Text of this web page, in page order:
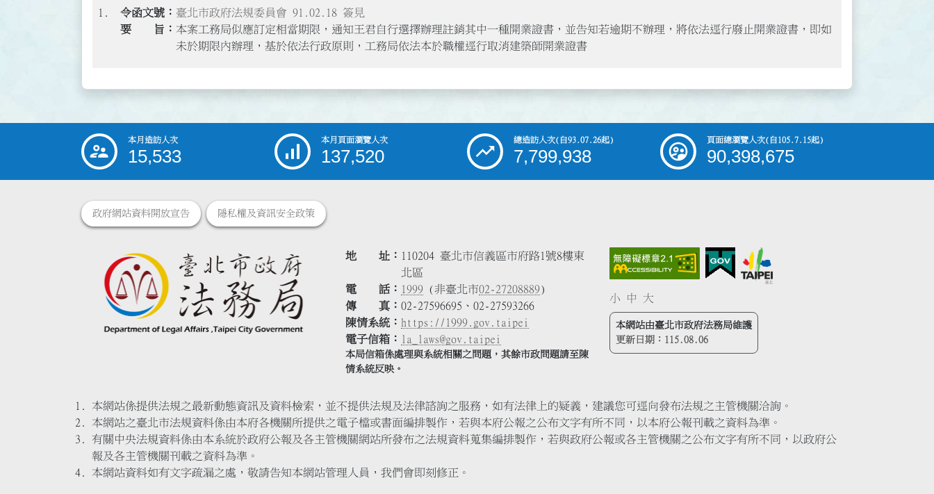
1.
臺北市政府法規委員會 91.02.18 簽見
本案工務局似應訂定相當期限，通知王君自行選擇辦理註銷其中一種開業證書，並告知若逾期不辦理，將依法逕行廢止開業證書，即如
未於期限內辦理，基於依法行政原則，工務局依法本於職權逕行取消建築師開業證書
::: 本月造訪人次
15,533
本月頁面瀏覽人次
137,520
總造訪人次(自93.07.26起)
7,799,938
頁面總瀏覽人次(自105.7.15起)
90,398,675
政府網站資料開放宣告 隱私權及資訊安全政策
地 址
110204 臺北市信義區市府路1號8樓東
北區
電 話
1999 (非臺北市02-27208889)
傳 真
02-27596695、02-27593266
陳情系統
https://1999.gov.taipei
電子信箱
la_laws@gov.taipei
本局信箱係處理與系統相關之問題，其餘市政問題請至陳
情系統反映。
小 中 大
本網站由臺北市政府法務局維護
更新日期： 115.08.06
本網站係提供法規之最新動態資訊及資料檢索，並不提供法規及法律諮詢之服務，如有法律上的疑義，建議您可逕向發布法規之主管機關洽詢。
本網站之臺北市法規資料係由本府各機關所提供之電子檔或書面編排製作，若與本府公報之公布文字有所不同，以本府公報刊載之資料為準。
有關中央法規資料係由本系統於政府公報及各主管機關網站所發布之法規資料蒐集編排製作，若與政府公報或各主管機關之公布文字有所不同，以政府公
報及各主管機關刊載之資料為準。
本網站資料如有文字疏漏之處，敬請告知本網站管理人員，我們會即刻修正。